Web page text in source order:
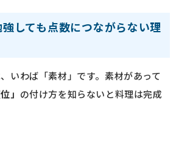
しても点数につながらない理
いわば「素材」です。素材があって
」 の付け方を知らないと料理は完成